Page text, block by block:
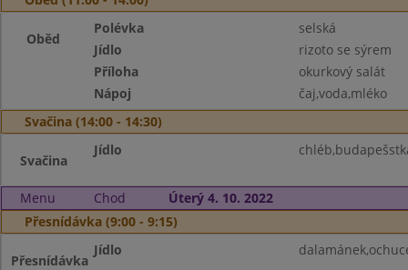
Oběd
Polévka
selská
Jídlo
rizoto se sýrem
Příloha
okurkový salát
Nápoj
čaj,voda,mléko
Svačina (14:00 - 14:30)
Svačina
Jídlo
Menu Chod
Úterý 4. 10. 2022
Přesnídávka (9:00 - 9:15)
Přesnídávka
Jídlo